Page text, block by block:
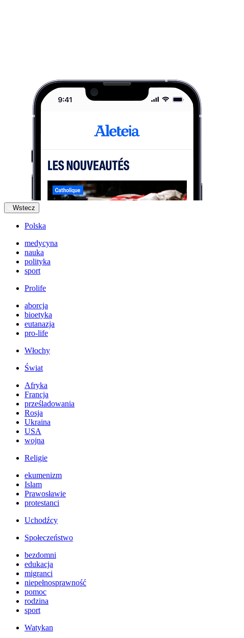
Wstecz
Polska
medycyna
nauka
polityka
sport
Prolife
aborcja
bioetyka
eutanazja
pro-life
Włochy
Świat
Afryka
Francja
prześladowania
Rosja
Ukraina
USA
wojna
Religie
ekumenizm
Islam
Prawosławie
protestanci
Uchodźcy
Społeczeństwo
bezdomni
edukacja
migranci
niepełnosprawność
pomoc
rodzina
sport
Watykan